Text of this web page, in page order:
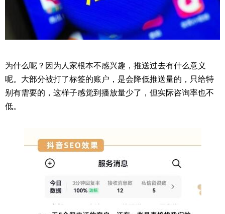
为什么呢？因为人家根本不感兴趣，推送过去有什么意义
呢。大部分被打了标签的账户，是会降低推送量的，只给特
别有需要的，这样子感觉到播放量少了，但实际咨询率也不
低。